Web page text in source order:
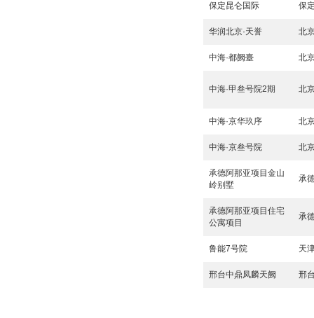
保定昆仑国际 保
华润北京·天誉 北
中海·都阙臺 北
中海·甲叁号院2期 北
中海·京华玖序 北
中海·京叁号院 北
承德阿那亚项目金山
岭别墅
承
承德阿那亚项目住宅
公寓项目
承
鲁能7号院 天
邢台中鼎凤麟天阙 邢